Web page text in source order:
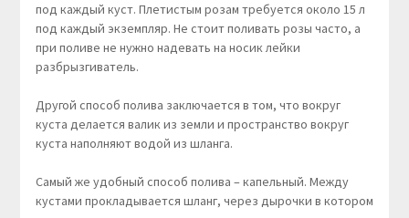
под каждый куст. Плетистым розам требуется около 15 л
под каждый экземпляр. Не стоит поливать розы часто, а
при поливе не нужно надевать на носик лейки
разбрызгиватель.
Другой способ полива заключается в том, что вокруг
куста делается валик из земли и пространство вокруг
куста наполняют водой из шланга.
Самый же удобный способ полива – капельный. Между
кустами прокладывается шланг, через дырочки в котором